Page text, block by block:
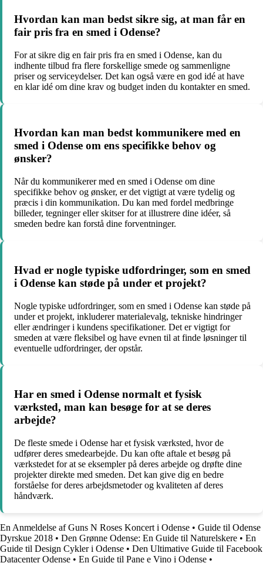
Hvordan kan man bedst sikre sig, at man får en
fair pris fra en smed i Odense?
For at sikre dig en fair pris fra en smed i Odense, kan du
indhente tilbud fra flere forskellige smede og sammenligne
priser og serviceydelser. Det kan også være en god idé at have
en klar idé om dine krav og budget inden du kontakter en smed.
Hvordan kan man bedst kommunikere med en
smed i Odense om ens specifikke behov og
ønsker?
Når du kommunikerer med en smed i Odense om dine
specifikke behov og ønsker, er det vigtigt at være tydelig og
præcis i din kommunikation. Du kan med fordel medbringe
billeder, tegninger eller skitser for at illustrere dine idéer, så
smeden bedre kan forstå dine forventninger.
Hvad er nogle typiske udfordringer, som en smed
i Odense kan støde på under et projekt?
Nogle typiske udfordringer, som en smed i Odense kan støde på
under et projekt, inkluderer materialevalg, tekniske hindringer
eller ændringer i kundens specifikationer. Det er vigtigt for
smeden at være fleksibel og have evnen til at finde løsninger til
eventuelle udfordringer, der opstår.
Har en smed i Odense normalt et fysisk
værksted, man kan besøge for at se deres
arbejde?
De fleste smede i Odense har et fysisk værksted, hvor de
udfører deres smedearbejde. Du kan ofte aftale et besøg på
værkstedet for at se eksempler på deres arbejde og drøfte dine
projekter direkte med smeden. Det kan give dig en bedre
forståelse for deres arbejdsmetoder og kvaliteten af deres
håndværk.
En Anmeldelse af Guns N Roses Koncert i Odense • Guide til Odense
Dyrskue 2018 • Den Grønne Odense: En Guide til Naturelskere • En
Guide til Design Cykler i Odense • Den Ultimative Guide til Facebook
Datacenter Odense • En Guide til Pane e Vino i Odense •